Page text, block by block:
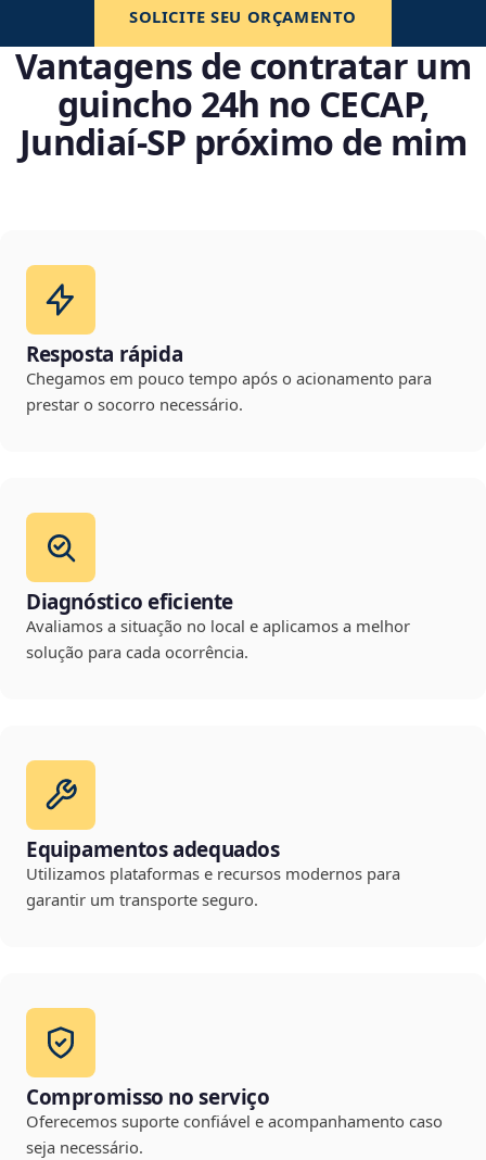
SOLICITE SEU ORÇAMENTO
Vantagens de contratar um
guincho 24h no CECAP,
Jundiaí‑SP próximo de mim
Resposta rápida
Chegamos em pouco tempo após o acionamento para
prestar o socorro necessário.
Diagnóstico eficiente
Avaliamos a situação no local e aplicamos a melhor
solução para cada ocorrência.
Equipamentos adequados
Utilizamos plataformas e recursos modernos para
garantir um transporte seguro.
Compromisso no serviço
Oferecemos suporte confiável e acompanhamento caso
seja necessário.